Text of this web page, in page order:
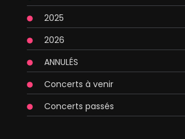
2025
2026
ANNULÉS
Concerts à venir
Concerts passés